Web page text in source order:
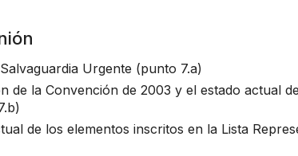
Urgente (punto 7.a)
de la Convención de 2003 y el estado actual
de los elementos inscritos en la Lista